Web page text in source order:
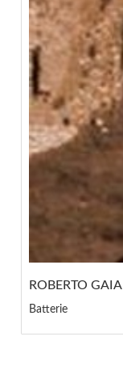
ROBERTO GAIA
Batterie